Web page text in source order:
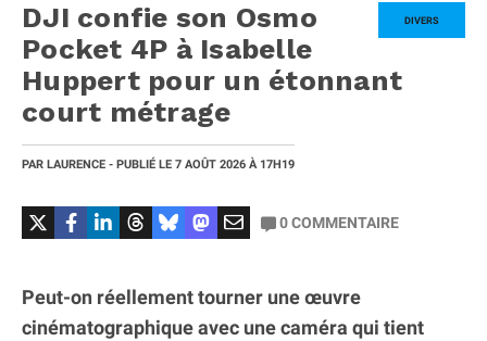
DIVERS
DJI confie son Osmo
Pocket 4P à Isabelle
Huppert pour un étonnant
court métrage
PAR LAURENCE - PUBLIÉ LE 7 AOÛT 2026 À 17H19
0COMMENTAIRE
Peut-on réellement tourner une œuvre
cinématographique avec une caméra qui tient